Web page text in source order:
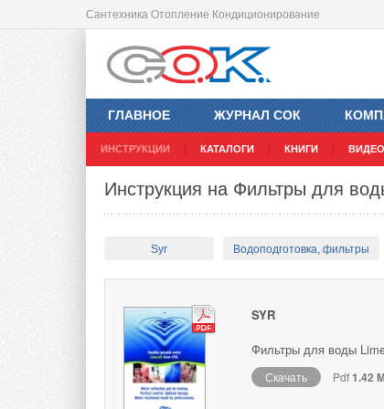
Сантехника Отопление Кондиционирование
ГЛАВНОЕ ЖУРНАЛ СОК
ИНСТРУКЦИИ КАТАЛОГИ КНИГИ ВИДЕО
Инструкция на Фильтры для
Syr Водоподготовка, фильтры
SYR
Фильтры для воды
Скачать Pdf1.42